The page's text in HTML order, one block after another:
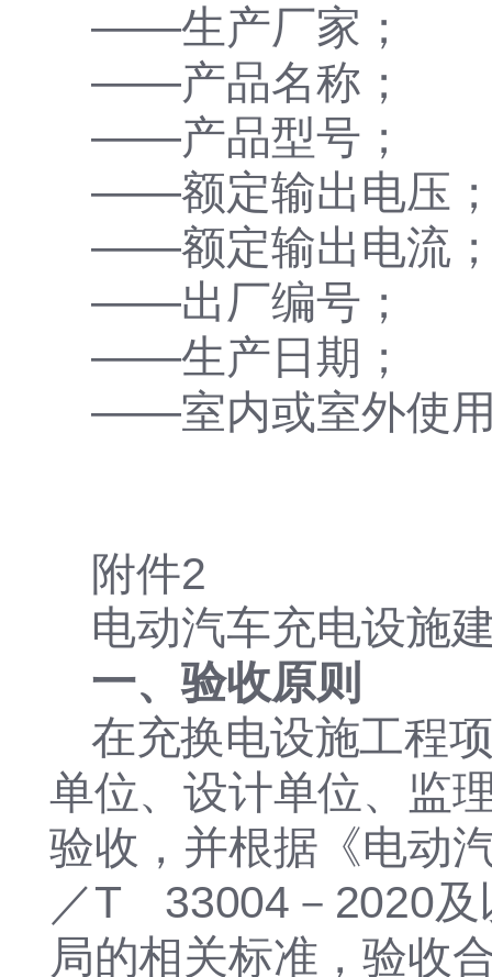
——生产厂家；
——产品名称；
——产品型号；
——额定输出电压
——额定输出电流
——出厂编号；
——生产日期；
——室内或室外使
附件2
电动汽车充电设施
一、验收原则
在充换电设施工程
单位、设计单位、监
验收，并根据《电动
／T 33004－2020及
局的相关标准，验收